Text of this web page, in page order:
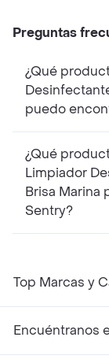
Preguntas
¿Qué
puedo
¿Qué
Limpiador
Brisa Marina
Sentry?
Top Marcas y
Encuéntranos